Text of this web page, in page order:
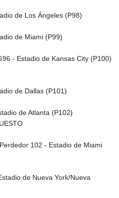
1512.239361
1584113.947438
JEP 0.856369
JPY 182.455111
KGS 100.760472
KHR
KMF 491.993323
KWD 0.356067
de Los Ángeles (P98)
de Miami (P99)
- Estadio de Kansas City (P100)
de Dallas (P101)
de Atlanta (P102)
102 - Estadio de Miami
de Nueva York/Nueva